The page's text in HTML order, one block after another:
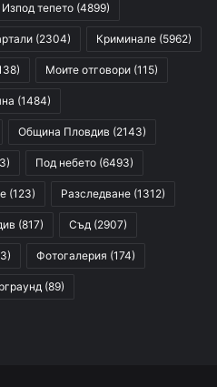
Изпод тепето (4899)
(2304) Криминале (5962)
Моите отговори (115)
(1484)
Община Пловдив (2143)
Под небето (6493)
(123) Разследване (1312)
(817) Съд (2907)
Фотогалерия (174)
(89)